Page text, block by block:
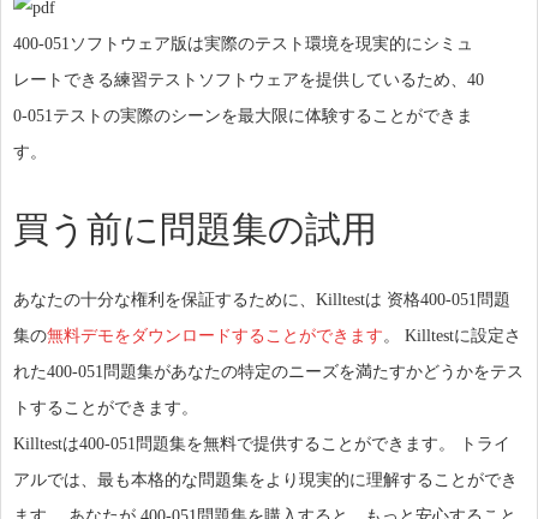
400-051ソフトウェア版は実際のテスト環境を現実的にシミュ
レートできる練習テストソフトウェアを提供しているため、40
0-051テストの実際のシーンを最大限に体験することができま
す。
買う前に問題集の試用
あなたの十分な権利を保証するために、Killtestは 资格400-051問題
集の無料デモをダウンロードすることができます 。 Killtestに設定さ
れた400-051問題集があなたの特定のニーズを満たすかどうかをテス
トすることができます。
Killtestは400-051問題集を無料で提供することができます。 トライ
アルでは、最も本格的な問題集をより現実的に理解することができ